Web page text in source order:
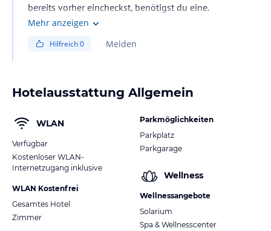
bereits vorher eincheckst, benötigst du eine.
Mehr anzeigen
Hilfreich0 Melden
Hotelausstattung Allgemein
WLAN
Verfügbar
Kostenloser WLAN-
Internetzugang inklusive
WLAN Kostenfrei
Gesamtes Hotel
Zimmer
Parkmöglichkeiten
Parkplatz
Parkgarage
Wellness
Wellnessangebote
Solarium
Spa & Wellnesscenter